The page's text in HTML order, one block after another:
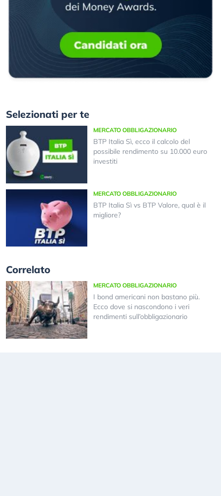
Selezionati per te
MERCATO OBBLIGAZIONARIO
BTP Italia Sì, ecco il calcolo del
possibile rendimento su 10.000 euro
investiti
MERCATO OBBLIGAZIONARIO
BTP Italia Sì vs BTP Valore, qual è il
migliore?
Correlato
MERCATO OBBLIGAZIONARIO
I bond americani non bastano più.
Ecco dove si nascondono i veri
rendimenti sull’obbligazionario